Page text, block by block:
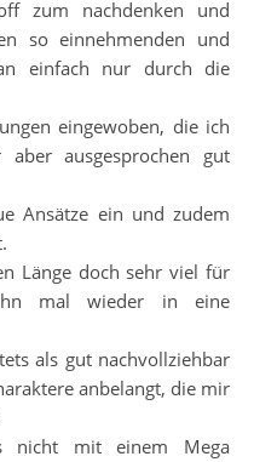
zum nachdenken und
so einnehmenden und
einfach nur durch die
eingewoben, die ich
ausgesprochen gut
Ansätze ein und zudem
Länge doch sehr viel für
mal wieder in eine
als gut nachvollziehbar
anbelangt, die mir
nicht mit einem Mega